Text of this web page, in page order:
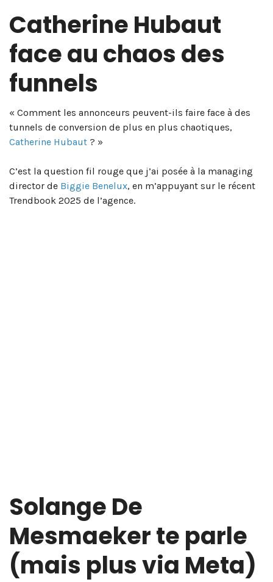
Catherine Hubaut
face au chaos des
funnels
« Comment les annonceurs peuvent-ils faire face à des
tunnels de conversion de plus en plus chaotiques,
Catherine Hubaut ? »
C’est la question fil rouge que j’ai posée à la managing
director de Biggie Benelux, en m’appuyant sur le récent
Trendbook 2025 de l’agence.
Solange De
Mesmaeker te parle
(mais plus via Meta)